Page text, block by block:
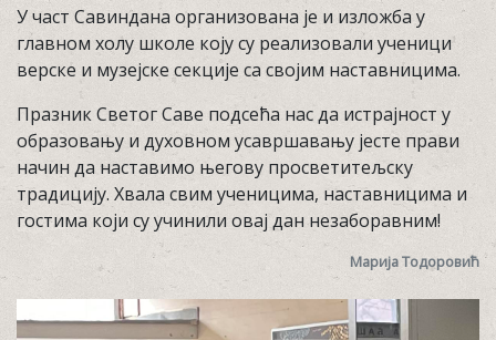
У част Савиндана организована је и изложба у
главном холу школе коју су реализовали ученици
верске и музејске секције са својим наставницима.
Празник Светог Саве подсећа нас да истрајност у
образовању и духовном усавршавању јесте прави
начин да наставимо његову просветитељску
традицију. Хвала свим ученицима, наставницима и
гостима који су учинили овај дан незаборавним!
Марија Тодоровић